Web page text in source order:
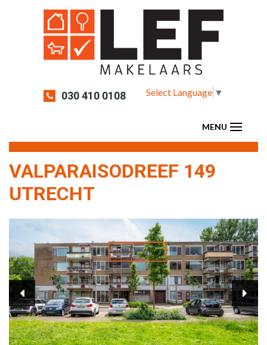
030 410 0108 Select Language ▼
VALPARAISODREEF 149
UTRECHT